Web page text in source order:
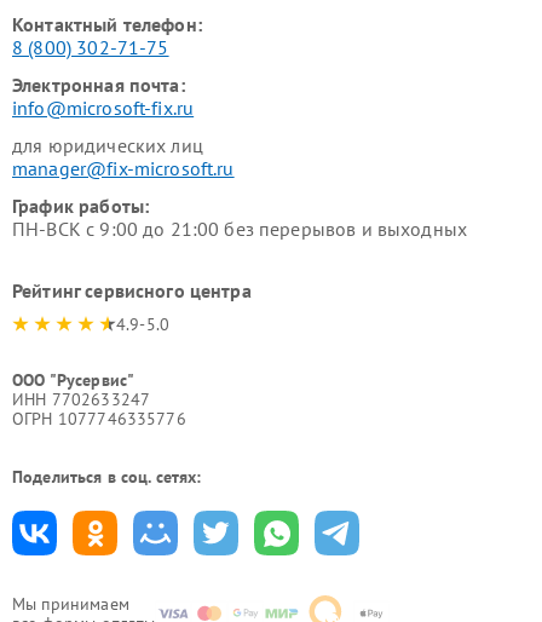
Мы принимаем
Контактный телефон:
8 (800) 302-71-75
Электронная почта:
info@microsoft-fix.ru
для юридических лиц
manager@fix-microsoft.ru
График работы:
ПН-ВСК с 9:00 до 21:00 без перерывов и выходных
Рейтинг сервисного центра
4.9-5.0
ООО "Русервис"
ИНН 7702633247
ОГРН 1077746335776
Поделиться в соц. сетях: